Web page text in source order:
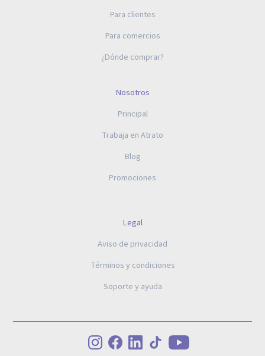
Para clientes
Para comercios
¿Dónde comprar?
Nosotros
Principal
Trabaja en Atrato
Blog
Promociones
Legal
Aviso de privacidad
Términos y condiciones
Soporte y ayuda